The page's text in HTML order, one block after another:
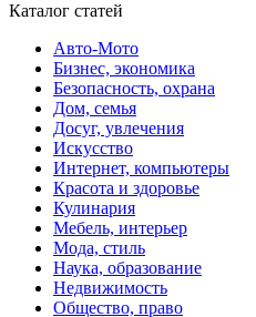
Каталог статей
Авто-Мото
Бизнес, экономика
Безопасность, охрана
Дом, семья
Досуг, увлечения
Искусство
Интернет, компьютеры
Красота и здоровье
Кулинария
Мебель, интерьер
Мода, стиль
Наука, образование
Недвижимость
Общество, право